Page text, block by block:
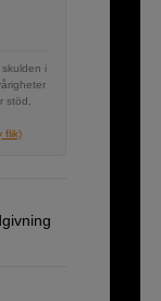
i
stöd,
flik)